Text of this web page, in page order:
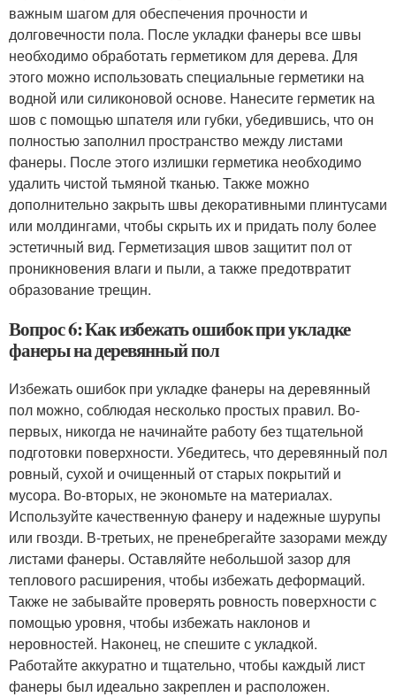
важным шагом для обеспечения прочности и
долговечности пола. После укладки фанеры все швы
необходимо обработать герметиком для дерева. Для
этого можно использовать специальные герметики на
водной или силиконовой основе. Нанесите герметик на
шов с помощью шпателя или губки, убедившись, что он
полностью заполнил пространство между листами
фанеры. После этого излишки герметика необходимо
удалить чистой тьмяной тканью. Также можно
дополнительно закрыть швы декоративными плинтусами
или молдингами, чтобы скрыть их и придать полу более
эстетичный вид. Герметизация швов защитит пол от
проникновения влаги и пыли, а также предотвратит
образование трещин.
Вопрос 6: Как избежать ошибок при укладке
фанеры на деревянный пол
Избежать ошибок при укладке фанеры на деревянный
пол можно, соблюдая несколько простых правил. Во-
первых, никогда не начинайте работу без тщательной
подготовки поверхности. Убедитесь, что деревянный пол
ровный, сухой и очищенный от старых покрытий и
мусора. Во-вторых, не экономьте на материалах.
Используйте качественную фанеру и надежные шурупы
или гвозди. В-третьих, не пренебрегайте зазорами между
листами фанеры. Оставляйте небольшой зазор для
теплового расширения, чтобы избежать деформаций.
Также не забывайте проверять ровность поверхности с
помощью уровня, чтобы избежать наклонов и
неровностей. Наконец, не спешите с укладкой.
Работайте аккуратно и тщательно, чтобы каждый лист
фанеры был идеально закреплен и расположен.